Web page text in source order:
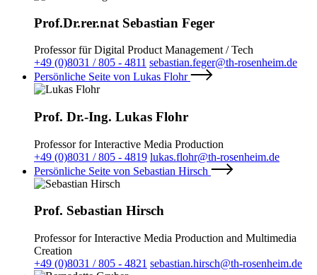
Prof.Dr.rer.nat Sebastian Feger
Professor für Digital Product Management / Tech
+49 (0)8031 / 805 - 4811 sebastian.feger@th-rosenheim.de
Persönliche Seite von Lukas Flohr
Prof. Dr.-Ing. Lukas Flohr
Professor for Interactive Media Production
+49 (0)8031 / 805 - 4819 lukas.flohr@th-rosenheim.de
Persönliche Seite von Sebastian Hirsch
Prof. Sebastian Hirsch
Professor for Interactive Media Production and Multimedia
Creation
+49 (0)8031 / 805 - 4821 sebastian.hirsch@th-rosenheim.de